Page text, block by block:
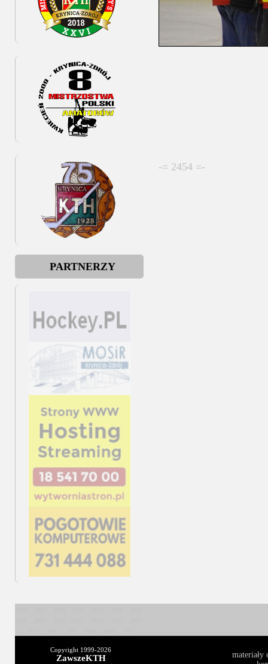
PARTNERZY
-= 2454 =-
Copyright 1999-2026
ZawszeKTH
materiały